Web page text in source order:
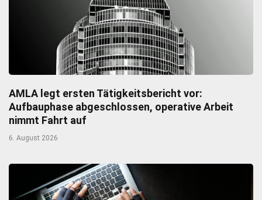
AMLA legt ersten Tätigkeitsbericht vor:
Aufbauphase abgeschlossen, operative Arbeit
nimmt Fahrt auf
6. August 2026